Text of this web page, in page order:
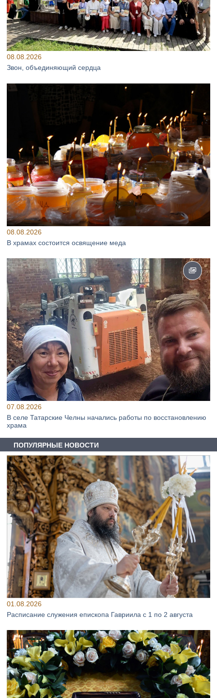
08.08.2026
Звон, объединяющий сердца
08.08.2026
В храмах состоится освящение меда
07.08.2026
В селе Татарские Челны начались работы по восстановлению
храма
ПОПУЛЯРНЫЕ НОВОСТИ
01.08.2026
Расписание служения епископа Гавриила с 1 по 2 августа